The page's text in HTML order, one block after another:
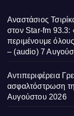
Αναστάσιος
στον Star-fm 93.3:
περιμένουμε
– (audio) 7
Αντιπεριφέρεια
ασφαλτόστρωση
Αυγούστου 2026